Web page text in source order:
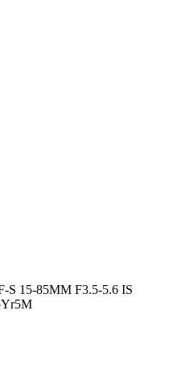
15-85MM F3.5-5.6 IS